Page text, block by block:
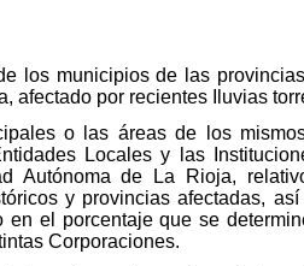
los municipios de las
afectado por recientes Iluvias
o las áreas de los
Locales y las
Autónoma de La Rioja,
y provincias afectadas,
el porcentaje que se
Corporaciones.